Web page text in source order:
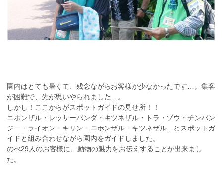
園内はとても暑くて、残念ながらお客様が少なかったです…。集客
が困難で、先が思いやられました…。
しかし！ここからがスポットガイドの見せ所！！
ニホンザル・レッサーパンダ・キツネザル・トラ・ゾウ・チンパン
ジー・ライオン・キリン・ニホンザル・キツネザル…とスポットガ
イドと組み合わせながら園内をガイドしました。
のべ29人のお客様に、動物の魅力をお伝えすることが出来まし
た。